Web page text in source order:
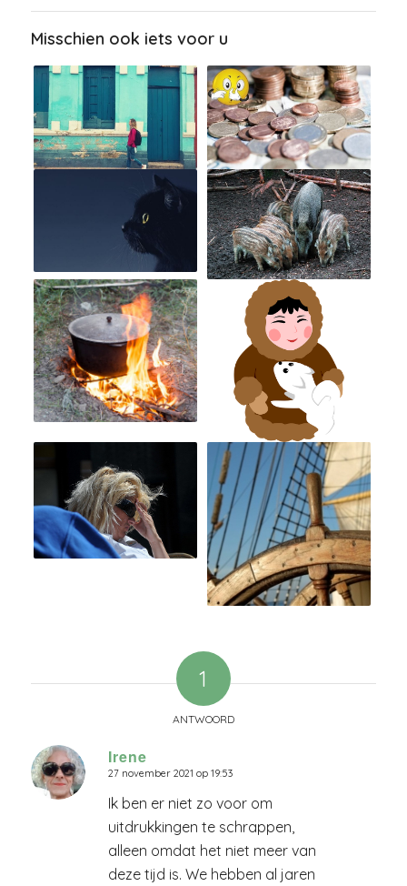
Misschien ook iets voor u
1
ANTWOORD
Irene
zegt:
27 november 2021 op 19:53
Ik ben er niet zo voor om
uitdrukkingen te schrappen,
alleen omdat het niet meer van
deze tijd is. We hebben al jaren